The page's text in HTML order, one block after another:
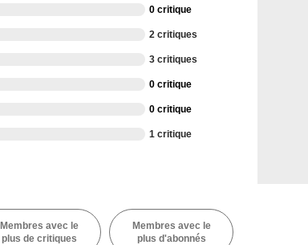
0 critique
2 critiques
3 critiques
0 critique
0 critique
1 critique
Membres avec le
plus de critiques
Membres avec le
plus d'abonnés